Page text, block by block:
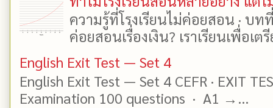
ความรู้ที่โรงเรียนไม่ค่อยสอน · บ
ค่อยสอนเรื่องเงิน? เราเรียนเพื่อเต
English Exit Test — Set 4
English Exit Test — Set 4 CEFR · EXIT
Examination 100 questions · A1 →...